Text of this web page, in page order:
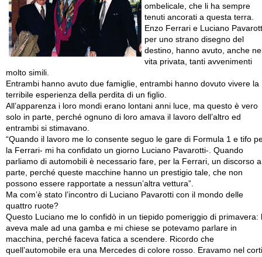
ombelicale, che li ha sempre
tenuti ancorati a questa terra.
Enzo Ferrari e Luciano
per uno strano disegno del
destino, hanno avuto, anche
vita privata, tanti avvenimenti
molto simili.
Entrambi hanno avuto due famiglie, entrambi hanno dovuto vivere la
terribile esperienza della perdita di un figlio.
All’apparenza i loro mondi erano lontani anni luce, ma questo è vero
solo in parte, perché ognuno di loro amava il lavoro dell’altro ed
entrambi si stimavano.
“Quando il lavoro me lo consente seguo le gare di Formula 1 e tifo
la Ferrari- mi ha confidato un giorno Luciano Pavarotti-. Quando
parliamo di automobili è necessario fare, per la Ferrari, un discorso a
parte, perché queste macchine hanno un prestigio tale, che non
possono essere rapportate a nessun’altra vettura”.
Ma com’è stato l’incontro di Luciano Pavarotti con il mondo delle
quattro ruote?
Questo Luciano me lo confidò in un tiepido pomeriggio di primavera:
aveva male ad una gamba e mi chiese se potevamo parlare in
macchina, perché faceva fatica a scendere. Ricordo che
quell’automobile era una Mercedes di colore rosso. Eravamo nel